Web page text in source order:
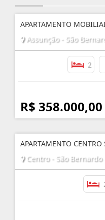
APARTAMENTO
Assunção - São
2
R$ 358.000,00
APARTAMENTO
Centro - São Bernardo